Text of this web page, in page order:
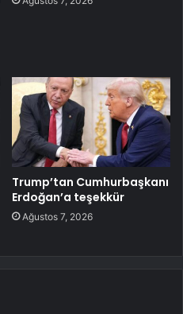
Trump’tan Cumhurbaşkanı
Erdoğan’a teşekkür
Ağustos 7, 2026